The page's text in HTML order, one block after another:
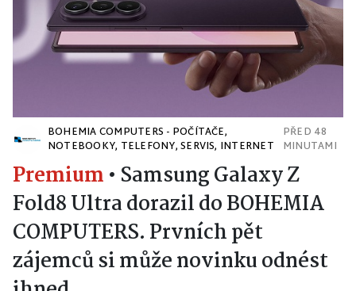
BOHEMIA COMPUTERS - POČÍTAČE,
NOTEBOOKY, TELEFONY, SERVIS, INTERNET
PŘED 48
MINUTAMI
Premium • Samsung Galaxy Z
Fold8 Ultra dorazil do BOHEMIA
COMPUTERS. Prvních pět
zájemců si může novinku odnést